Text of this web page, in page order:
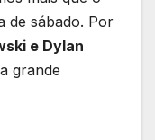
de sábado. Por
e Dylan
grande